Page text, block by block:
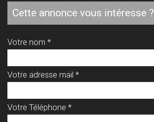
cette annonce vous intéresse ?
Votre nom *
Votre adresse mail *
Votre Téléphone *